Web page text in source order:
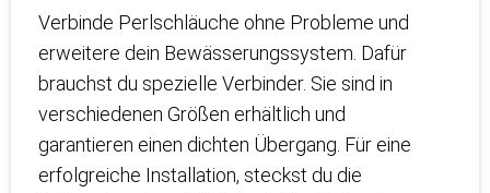
Verbinde Perlschläuche ohne Probleme und
erweitere dein Bewässerungssystem. Dafür
brauchst du spezielle Verbinder. Sie sind in
verschiedenen Größen erhältlich und
garantieren einen dichten Übergang. Für eine
erfolgreiche Installation, steckst du die